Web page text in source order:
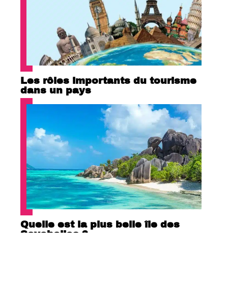
Les rôles importants du tourisme
dans un pays
Quelle est la plus belle île des
Seychelles ?